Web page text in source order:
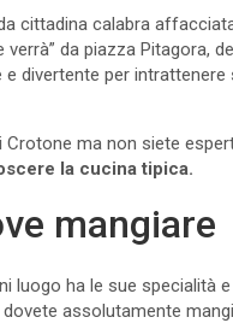
cittadina calabra
da piazza Pitagora,
divertente per intrattenere
ma non siete
la cucina tipica.
mangiare
luogo ha le sue specialità
assolutamente